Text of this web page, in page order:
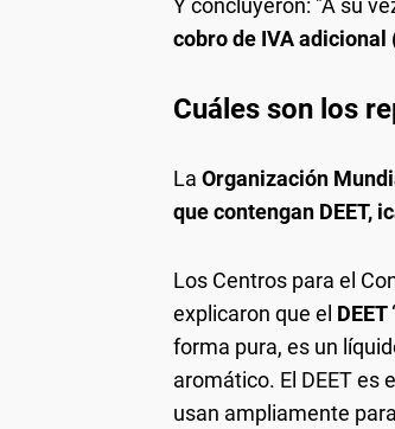
Y concluyeron: "A su
cobro de IVA adicional
Cuáles son los
La Organización
que contengan DEET,
Los Centros para el
explicaron que el DEET
forma pura, es un
aromático. El DEET es
usan ampliamente